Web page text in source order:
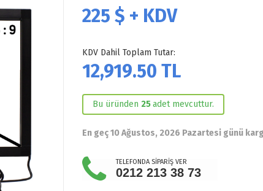
225 $ + KDV
KDV Dahil Toplam Tutar:
12,919.50 TL
Bu üründen 25adet mevcuttur.
En geç 10 Ağustos, 2026 Pazartesi günü
TELEFONDA SİPARİŞ VER
0212 213 38 73